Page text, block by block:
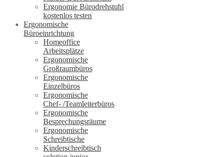
Ergonomie Bürodrehstuhl
kostenlos testen
Ergonomische
Büroeinrichtung
Homeoffice
Arbeitsplätze
Ergonomische
Großraumbüros
Ergonomische
Einzelbüros
Ergonomische
Chef- /Teamleiterbüros
Ergonomische
Besprechungsräume
Ergonomische
Schreibtische
Kinderschreibtisch